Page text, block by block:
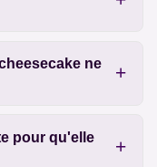
ne
pour qu'elle